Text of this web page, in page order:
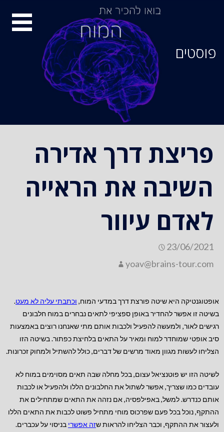
פוסטים
פריצת דרך אדירה
השיבה את הראייה
לאדם עיוור
23/06/2021
yoav@brains-tour.com
אופטוגנטיקה היא שיטה פורצת דרך במדעי המוח, וכתבתי עליה לא מעט.
בשיטה זו אפשר להחדיר באופן ספציפי לתאים נבחרים במוח חלבונים
רגישים לאור, ולמעשה להפעיל ולכבות אותם מתי שאנחנו רוצים באמצעות
סיב אופטי שמוחדר למוח ומאיר על התאים בלחיצת כפתור. בשיטה הזו
הצליחו לעשות מגוון מאוד מרשים של דברים, כולל להשתיל ולמחוק זכרונות.
לשיטה הזו יש פוטנציאל עצום, בכל מחלה שבה תאים מסוימים במוח לא
עובדים כמו שצריך, אפשר לשתול את החלבונים הללו ולהפעיל או לכבות
אותם כנדרש. למשל, באפילפסיה, אם נזהה את התאים שמתחילים את
ההתקף, נוכל בכל פעם שפרכוס מוחי מתחיל פשוט לכבות את התאים הללו
ולעצור את ההתקף, וכבר הצליחו להראות שזה אפשרי בניסוי על עכברים.